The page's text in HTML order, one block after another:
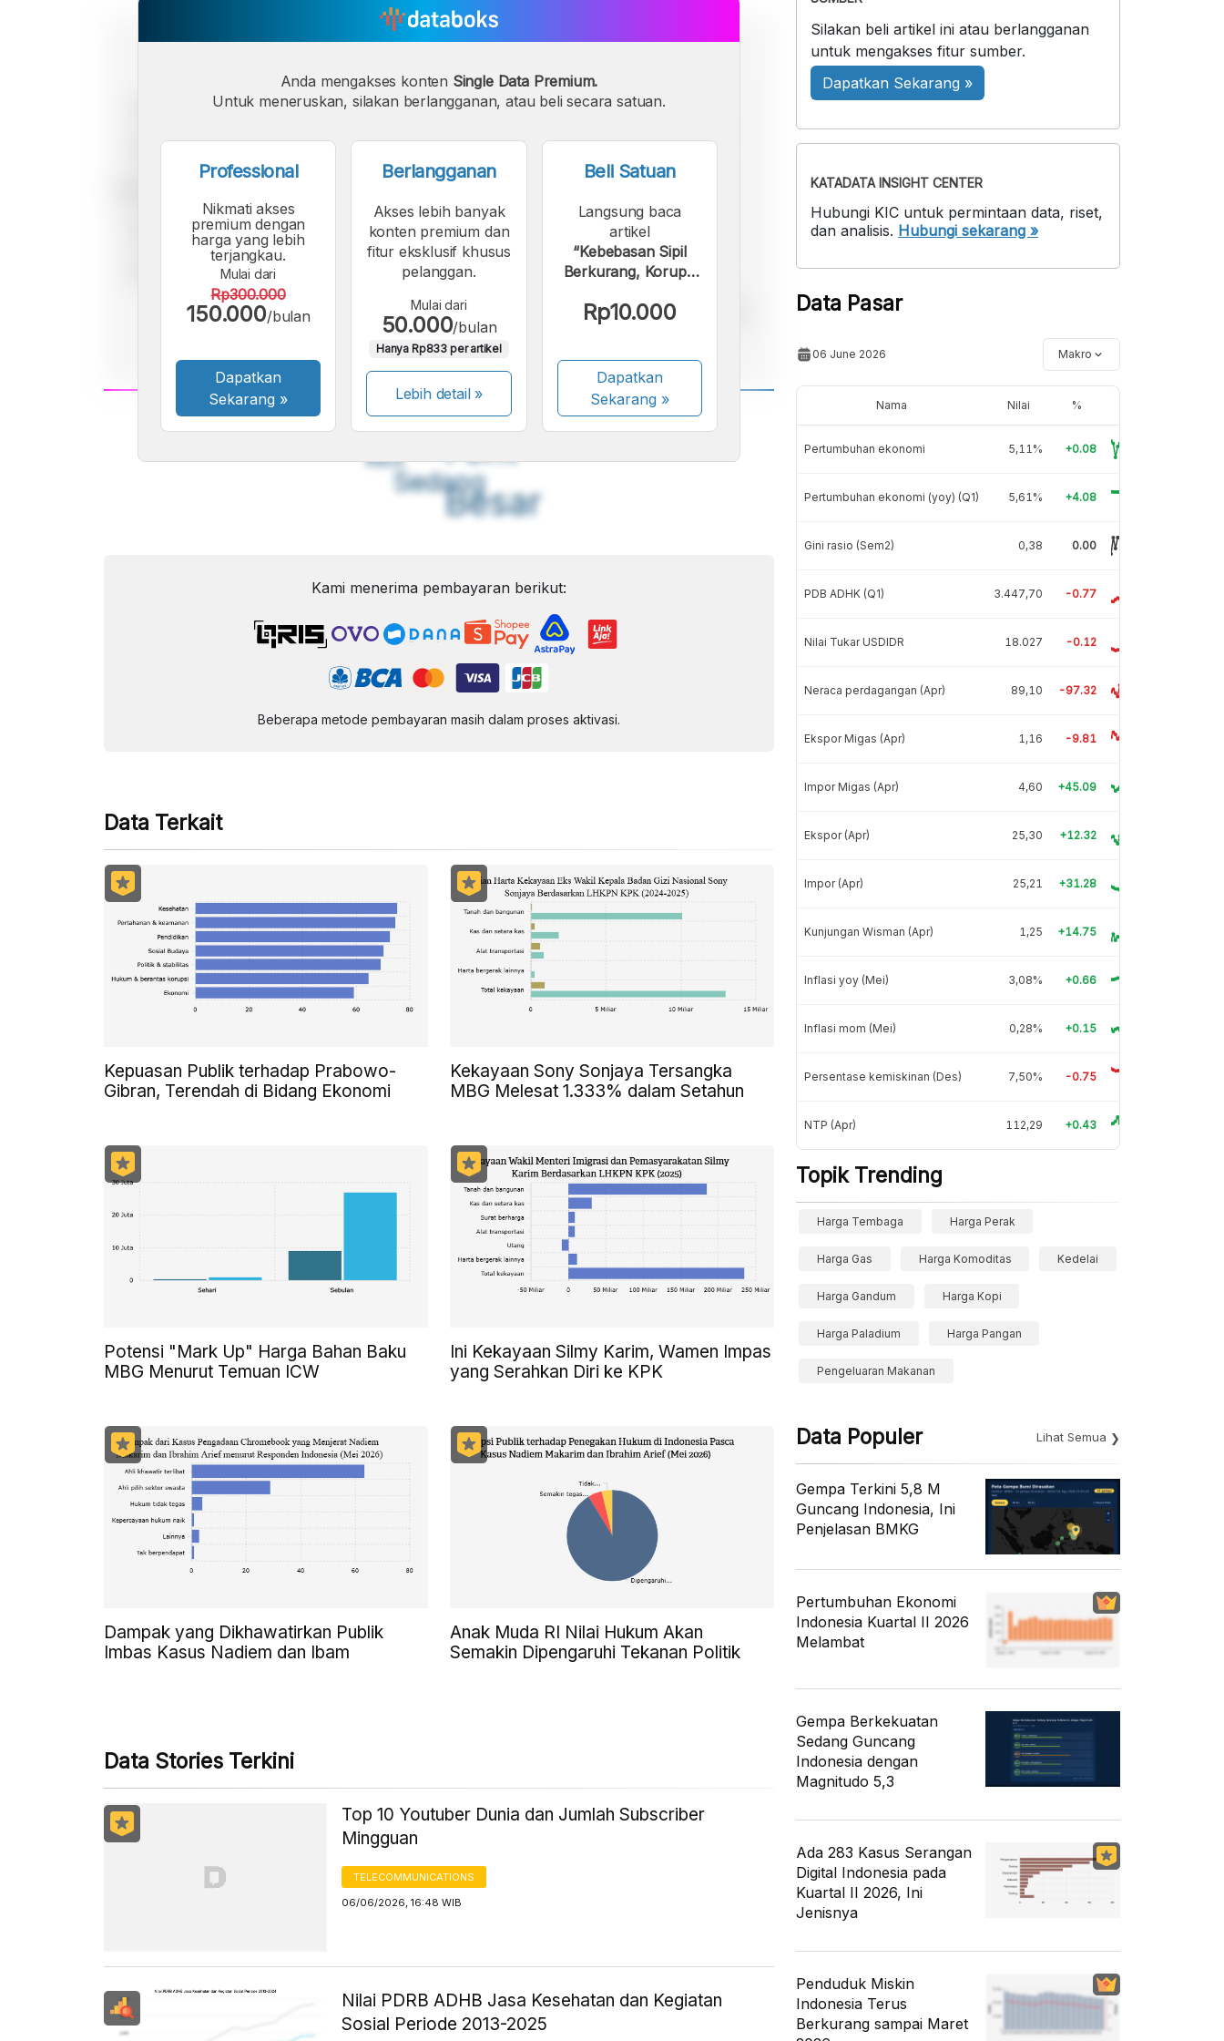
A
Font
Kecil
A
Sedang
A
Besar
Anda mengakses konten Single Data Premium.
Untuk meneruskan, silakan berlangganan, atau beli secara satuan.
Professional
Nikmati akses
premium dengan
harga yang lebih
terjangkau.
Mulai dari
Rp300.000
150.000/bulan
Dapatkan
Sekarang »
Berlangganan
Akses lebih banyak
konten premium dan
fitur eksklusif khusus
pelanggan.
Mulai dari
50.000/bulan
Hanya Rp833 per artikel
Lebih detail »
Beli Satuan
Langsung baca
artikel
“Kebebasan Sipil
Berkurang, Korupsi
Rp10.000
Dapatkan
Sekarang»
Kami menerima pembayaran berikut:
Beberapa metode pembayaran masih dalam proses aktivasi.
Data Terkait
Kepuasan Publik terhadap Prabowo-
Gibran, Terendah di Bidang Ekonomi
Kekayaan Sony Sonjaya Tersangka
MBG Melesat 1.333% dalam Setahun
Potensi "Mark Up" Harga Bahan Baku
MBG Menurut Temuan ICW
Ini Kekayaan Silmy Karim, Wamen Impas
yang Serahkan Diri ke KPK
Dampak yang Dikhawatirkan Publik
Imbas Kasus Nadiem dan Ibam
Anak Muda RI Nilai Hukum Akan
Semakin Dipengaruhi Tekanan Politik
Data Stories Terkini
Top 10 Youtuber Dunia dan Jumlah Subscriber
Mingguan
TELECOMMUNICATIONS
06/06/2026, 16:48 WIB
Nilai PDRB ADHB Jasa Kesehatan dan Kegiatan
Sosial Periode 2013-2025
Silakan beli artikel ini atau berlangganan
untuk mengakses fitur sumber.
Dapatkan Sekarang »
KATADATA INSIGHT CENTER
Hubungi KIC untuk permintaan data, riset,
dan analisis. Hubungi sekarang »
Data Pasar
06 June 2026 Makro
Nama Nilai %
Pertumbuhan ekonomi 5,11% +0.08
Pertumbuhan ekonomi (yoy) (Q1) 5,61% +4.08
Gini rasio (Sem2) 0,38 0.00
PDB ADHK (Q1) 3.447,70 -0.77
Nilai Tukar USDIDR 18.027 -0.12
Neraca perdagangan (Apr) 89,10 -97.32
Ekspor Migas (Apr) 1,16 -9.81
Impor Migas (Apr) 4,60 +45.09
Ekspor (Apr) 25,30 +12.32
Impor (Apr) 25,21 +31.28
Kunjungan Wisman (Apr) 1,25 +14.75
Inflasi yoy (Mei) 3,08% +0.66
Inflasi mom (Mei) 0,28% +0.15
Persentase kemiskinan (Des) 7,50% -0.75
NTP (Apr) 112,29 +0.43
Topik Trending
Harga Tembaga Harga Perak
Harga Gas Harga Komoditas Kedelai
Harga Gandum Harga Kopi
Harga Paladium Harga Pangan
Pengeluaran Makanan
Data Populer Lihat Semua
Gempa Terkini 5,8 M
Guncang Indonesia, Ini
Penjelasan BMKG
Pertumbuhan Ekonomi
Indonesia Kuartal II 2026
Melambat
Gempa Berkekuatan
Sedang Guncang
Indonesia dengan
Magnitudo 5,3
Ada 283 Kasus Serangan
Digital Indonesia pada
Kuartal II 2026, Ini
Jenisnya
Penduduk Miskin
Indonesia Terus
Berkurang sampai Maret